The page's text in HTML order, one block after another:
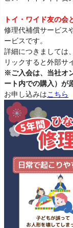
トイ・ワイド友の会
修理代補償サービス
ービスです。
詳細につきましては、
リックすると外部サ
※ご入会は、当社オ
ート内での購入）が
お申し込みはこちら